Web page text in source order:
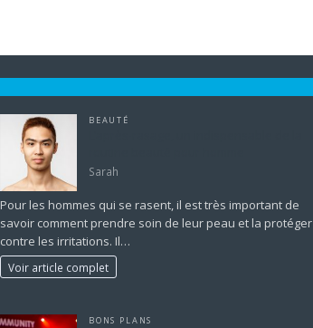
BEAUTÉ
Sarah
Pour les hommes qui se rasent, il est très important de
savoir comment prendre soin de leur peau et la protéger
contre les irritations. Il…
Voir article complet
BONS PLANS